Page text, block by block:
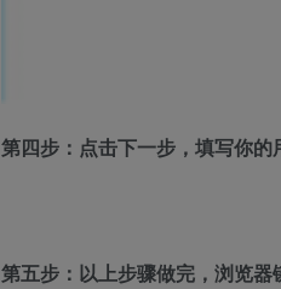
第四步：点击下一步，填写你的
第五步：以上步骤做完，浏览